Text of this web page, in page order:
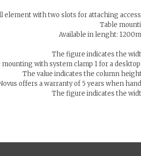
element with two slots for attaching
Table
Available in lenght:
The figure indicates the
mounting with system clamp 1 for a
The value indicates the column
offers a warranty of 5 years when
The figure indicates the